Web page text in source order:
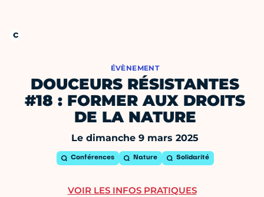
ÉVÈNEMENT
DOUCEURS RÉSISTANTES
#18 : FORMER AUX DROITS
DE LA NATURE
Le dimanche 9 mars 2025
Conférences Nature Solidarité
VOIR LES INFOS PRATIQUES